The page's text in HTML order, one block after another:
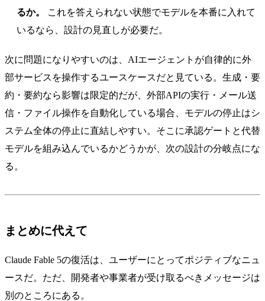
るか。
これを答えられない状態でモデルを本番に入れて
いるなら、設計の見直しが必要だ。
次に問題になりやすいのは、AIエージェントが自律的に外
部サービスを操作するユースケースだと見ている。生成・要
約・要約なら影響は限定的だが、外部APIの実行・メール送
信・ファイル操作を自動化している場合、モデルの停止はシ
ステム全体の停止に直結しやすい。そこに承認ゲートと代替
モデルを組み込んでいるかどうかが、次の設計の分岐点にな
る。
まとめに代えて
Claude Fable 5の復活は、ユーザーにとってポジティブなニュ
ースだ。ただ、開発者や事業者が受け取るべきメッセージは
別のところにある。